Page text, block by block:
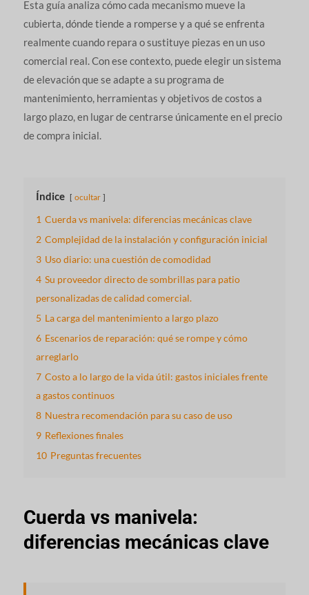
Esta guía analiza cómo cada mecanismo mueve la
cubierta, dónde tiende a romperse y a qué se enfrenta
realmente cuando repara o sustituye piezas en un uso
comercial real. Con ese contexto, puede elegir un sistema
de elevación que se adapte a su programa de
mantenimiento, herramientas y objetivos de costos a
largo plazo, en lugar de centrarse únicamente en el precio
de compra inicial.
Índice ocultar
1 Cuerda vs manivela: diferencias mecánicas clave
2 Complejidad de la instalación y configuración inicial
3 Uso diario: una cuestión de comodidad
4 Su proveedor directo de sombrillas para patio
personalizadas de calidad comercial.
5 La carga del mantenimiento a largo plazo
6 Escenarios de reparación: qué se rompe y cómo
arreglarlo
7 Costo a lo largo de la vida útil: gastos iniciales frente
a gastos continuos
8 Nuestra recomendación para su caso de uso
9 Reflexiones finales
10 Preguntas frecuentes
Cuerda vs manivela:
diferencias mecánicas clave